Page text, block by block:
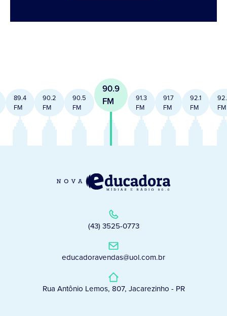
89.4
FM
90.2
FM
90.5
FM
90.9
FM
91.3
FM
91.7
FM
92.1
FM
FM
(43) 3525-0773
educadoravendas@uol.com.br
Rua Antônio Lemos, 807, Jacarezinho - PR